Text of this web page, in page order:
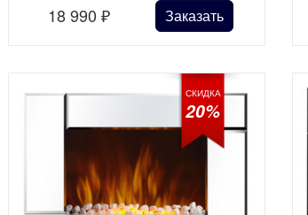
18 990 ₽ Заказать
СКИДКА
20%